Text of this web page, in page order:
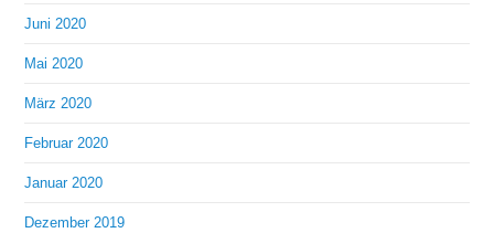
Juni 2020
Mai 2020
März 2020
Februar 2020
Januar 2020
Dezember 2019